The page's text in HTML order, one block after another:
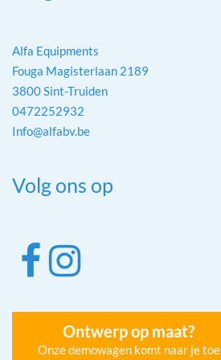
Alfa Equipments
Fouga Magisterlaan 2189
3800 Sint-Truiden
0472252932
Info@alfabv.be
Volg ons op
Ontwerp op maat?
Onze demowagen komt naar je toe